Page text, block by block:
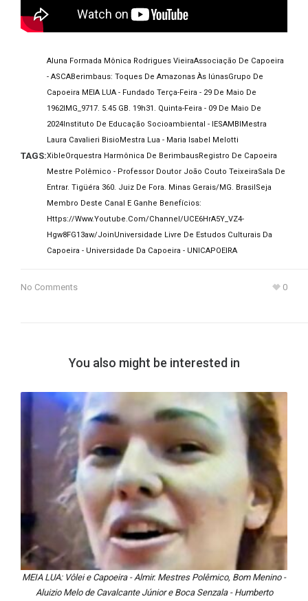
TAGS:
Aluna Formada Mônica Rodrigues VieiraAssociação De Capoeira
- ASCABerimbaus: Toques De Amazonas Às IúnasGrupo De
Capoeira MEIA LUA - Fundado Terça-Feira - 29 De Maio De
1962IMG_9717. 5.45 GB. 19h31. Quinta-Feira - 09 De Maio De
2024 Instituto De Educação Socioambiental - IESAMBI Mestra
Laura Cavalieri Bisio Mestra Lua - Maria Isabel Melotti
XibleOrquestra Harmônica De BerimbausRegistro De Capoeira
Mestre Polêmico - Professor Doutor João Couto TeixeiraSala De
Entrar. Tigüéra 360. Juiz De Fora. Minas Gerais/MG. Brasil Seja
Membro Deste Canal E Ganhe Benefícios:
Https://www.youtube.com/channel/UCE6HrA5Y_VZ4-
Hgw8FG13aw/joinUniversidade Livre De Estudos Culturais Da
Capoeira - Universidade Da Capoeira - UNICAPOEIRA
No Comments 0
You also might be interested in
MEIA LUA: Vôlei e Capoeira - Almir. Mestres Polêmico, Bom Menino -
Aluizio Melo de Cavalcante Júnior e Boca Senzala - Humberto